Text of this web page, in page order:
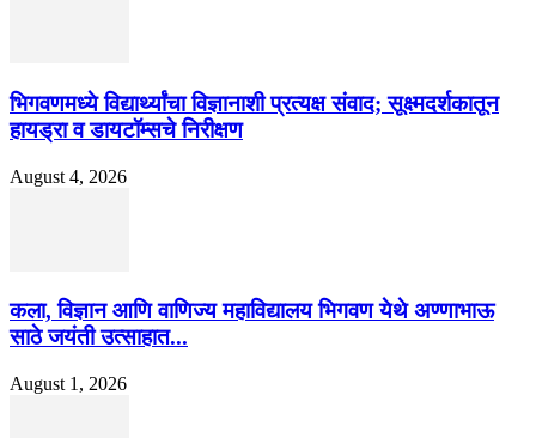
भिगवणमध्ये विद्यार्थ्यांचा विज्ञानाशी प्रत्यक्ष संवाद; सूक्ष्मदर्शकातून
हायड्रा व डायटॉम्सचे निरीक्षण
August 4, 2026
कला, विज्ञान आणि वाणिज्य महाविद्यालय भिगवण येथे अण्णाभाऊ
साठे जयंती उत्साहात...
August 1, 2026